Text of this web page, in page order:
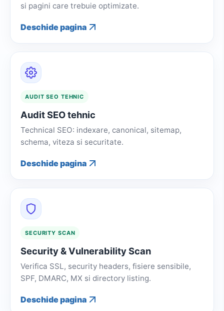
si pagini care trebuie optimizate.
Deschide pagina
AUDIT SEO TEHNIC
Audit SEO tehnic
Technical SEO: indexare, canonical, sitemap,
schema, viteza si securitate.
Deschide pagina
SECURITY SCAN
Security & Vulnerability Scan
Verifica SSL, security headers, fisiere sensibile,
SPF, DMARC, MX si directory listing.
Deschide pagina